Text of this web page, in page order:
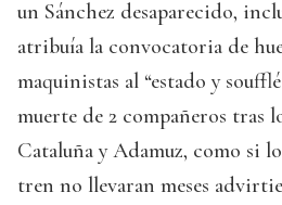
un Sánchez desaparecido,
atribuía la convocatoria de
maquinistas al “estado y
muerte de 2 compañeros tras
Cataluña y Adamuz, como si
tren no llevaran meses